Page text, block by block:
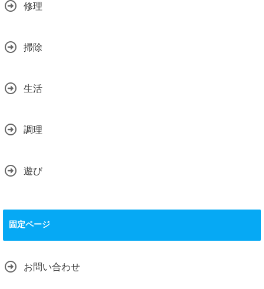
修理
掃除
生活
調理
遊び
固定ページ
お問い合わせ